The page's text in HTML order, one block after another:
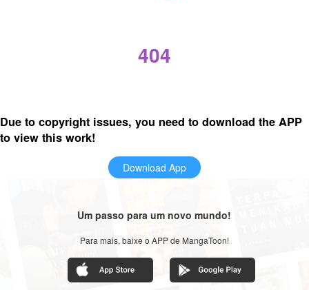
404
Due to copyright issues, you need to download the APP
to view this work!
Download App
Um passo para um novo mundo!
Para mais, baixe o APP de MangaToon!